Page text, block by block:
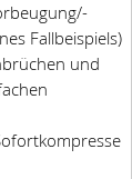
Fallbeispiels)
und